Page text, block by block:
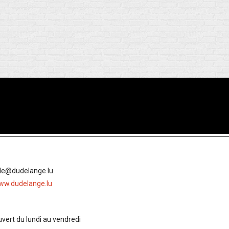
du lundi au vendredi